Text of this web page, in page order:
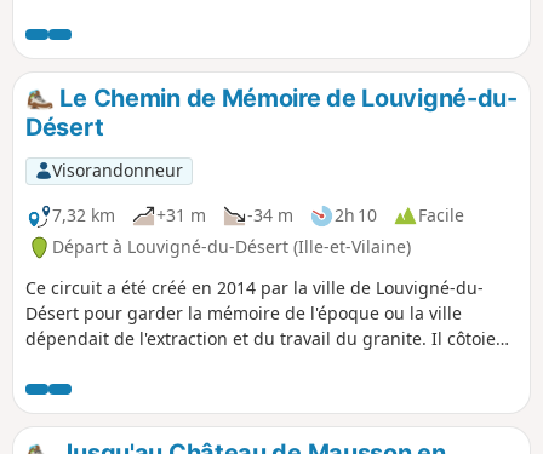
semblent encore résonner des coups
martelés pendant des décennies. Le granit
extrait a servi à la voirie, aux entreprises
funéraires mais aussi à l'architecture locale.
La beauté mystérieuse du manoir de la
Morinaye ou les maisons rurales typiques
des villages que vous traverserez en
témoignent.
Le Chemin de Mémoire de Louvigné-du-
Désert
Visorandonneur
7,32 km
+31 m -34 m 2h 10
Facile
Départ à Louvigné-du-Désert (Ille-et-Vilaine)
Ce circuit a été créé en 2014 par la ville de Louvigné-du-
Désert pour garder la mémoire de l'époque ou la ville
dépendait de l'extraction et du travail du granite. Il côtoie
et de disparaître avec l'usure du temps. Dans un futur
proche, ces lieux d'histoire pourront être découvert par des
QRCodes.